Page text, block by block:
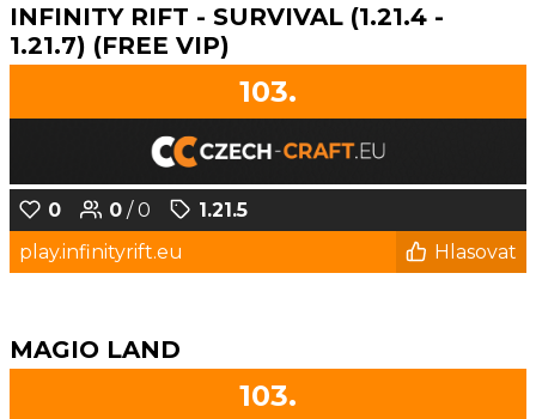
INFINITY RIFT - SURVIVAL (1.21.4 -
1.21.7) (FREE VIP)
103.
0 0 / 0
1.21.5
play.infinityrift.eu
Hlasovat
MAGIO LAND
103.